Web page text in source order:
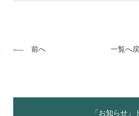
前へ 一覧へ
「お知らせ」